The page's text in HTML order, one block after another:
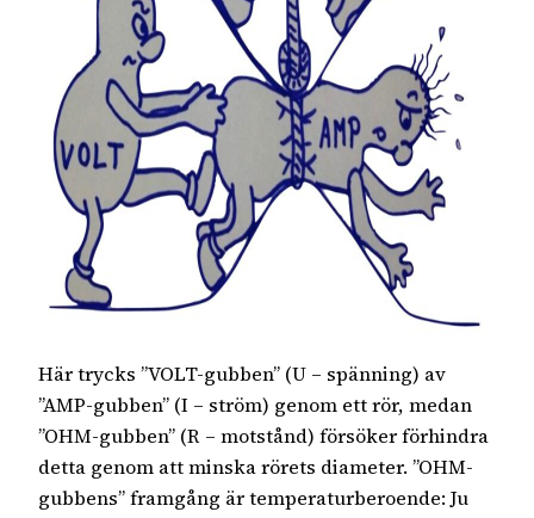
Här trycks ”VOLT-gubben” (U – spänning) av
”AMP-gubben” (I – ström) genom ett rör, medan
”OHM-gubben” (R – motstånd) försöker förhindra
detta genom att minska rörets diameter. ”OHM-
gubbens” framgång är temperaturberoende: Ju